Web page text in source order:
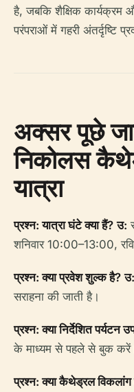
है, जबकि शैक्षिक कार्यक्रम
परंपराओं में गहरी अंतर्दृष्टि
अक्सर पूछे
निकोलस
यात्रा
प्रश्न: यात्रा घंटे क्या हैं? उ:
शनिवार 10:00–13:00,
प्रश्न: क्या प्रवेश शुल्क है? उ:
सराहना की जाती है।
प्रश्न: क्या निर्देशित पर्यटन
के माध्यम से पहले से बुक
प्रश्न: क्या कैथेड्रल